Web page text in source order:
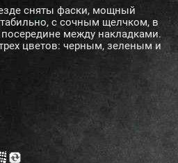
сняты фаски, мощный
с сочным щелчком, в
между накладками.
цветов: черным, зеленым и